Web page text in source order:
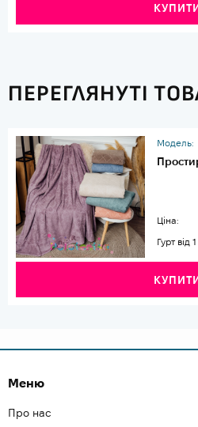
ПЕРЕГЛЯНУТІ
Модель:
Ціна:
Гурт від
Меню
Про нас